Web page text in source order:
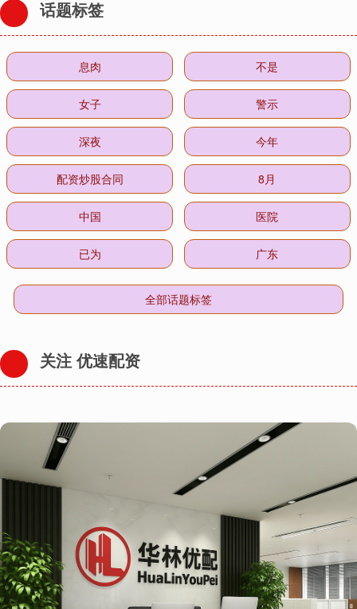
话题标签
息肉 不是
女子 警示
深夜 今年
配资炒股合同 8月
中国 医院
已为 广东
全部话题标签
关注 优速配资